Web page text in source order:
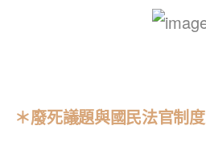
＊廢死議題與國民法官制度